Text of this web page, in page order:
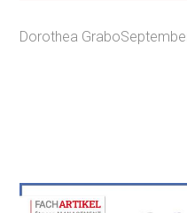
Dorothea Grabo